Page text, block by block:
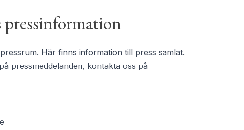
pressinformation
Här finns information till press samlat.
pressmeddelanden, kontakta oss på